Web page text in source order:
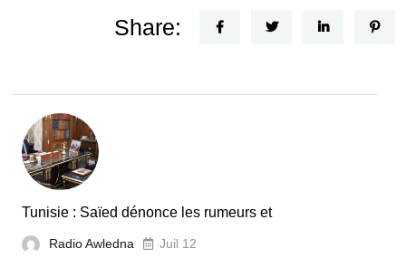
Share:
Tunisie : Saïed dénonce les rumeurs et
Radio Awledna Juil 12